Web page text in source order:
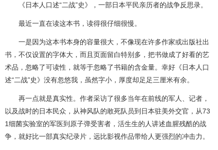
《日本人口述“二战”史》，一部日本平民亲历者的战争反思录。
最近一直在读这本书，读得很仔细很慢。
一是因为这本书本身的容量很大，不像现在许多作家或出版社出
书，不仅设置的字体大，而且页面留白特别多，把书做成了好看的艺
术品，忽略了可读性，就等于忽略了书籍的含金量。幸好《日本人口
述“二战”史》没有忽悠我，虽然字小，厚度却足足三厘米有余。
再一点就是真实性。作者采访了很多当年在前线的军人、记者，
以及战时的日本民众，从神风队的敢死队员到日本驻美外交官，从73
1细菌实验室的军医到原子弹受害者，活生生的人讲述血腥残酷的战
争，就好比一部真实纪录片，远比影视作品带给人更强烈的冲击力。